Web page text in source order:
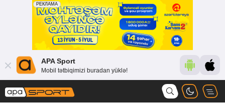
APA Sport
Mobil tətbiqimizi buradan yüklə!